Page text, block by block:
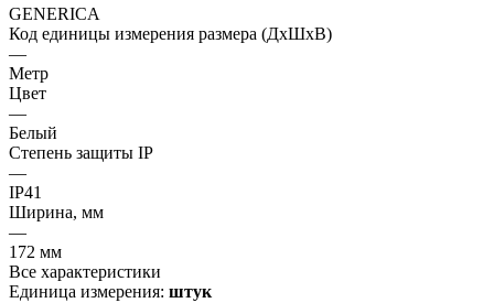
GENERICA
Код единицы измерения размера (ДхШхВ)
—
Метр
Цвет
—
Белый
Степень защиты IP
—
IP41
Ширина, мм
—
172 мм
Все характеристики
Единица измерения: штук